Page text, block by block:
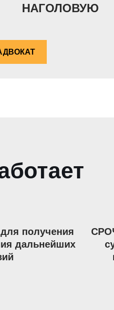
НАГОЛОВУЮ
получения
дальнейших